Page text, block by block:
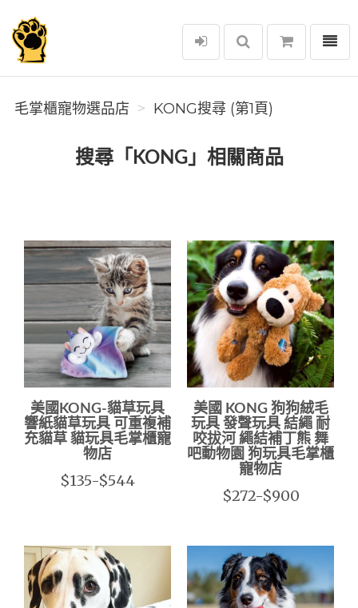
毛掌櫃寵物選品店
選單
毛掌櫃寵物選品店 KONG搜尋 (第1頁)
搜尋「KONG」相關商品
美國KONG-貓草玩具
響紙貓草玩具 可重複補
充貓草 貓玩具毛掌櫃寵
物店
$135-$544
美國 KONG 狗狗絨毛
玩具 發聲玩具 結繩 耐
咬拔河 繩結補丁熊 舞
吧動物園 狗玩具毛掌櫃
寵物店
$272-$900